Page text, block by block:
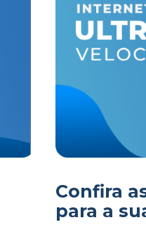
Confira
para a